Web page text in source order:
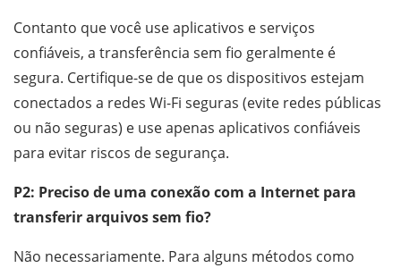
Contanto que você use aplicativos e serviços
confiáveis, a transferência sem fio geralmente é
segura. Certifique-se de que os dispositivos estejam
conectados a redes Wi-Fi seguras (evite redes públicas
ou não seguras) e use apenas aplicativos confiáveis ​​
para evitar riscos de segurança.
P2: Preciso de uma conexão com a Internet para
transferir arquivos sem fio?
Não necessariamente. Para alguns métodos como